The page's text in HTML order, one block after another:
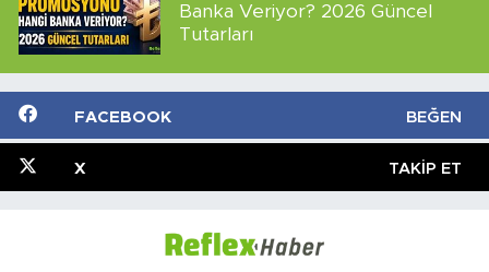
Banka Veriyor? 2026 Güncel
Tutarları
FACEBOOK BEĞEN
X TAKIP ET